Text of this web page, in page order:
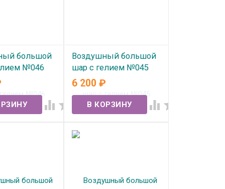
большой
№046
 
Воздушный большой
шар с гелием №045
В наличии
6 200₽
 